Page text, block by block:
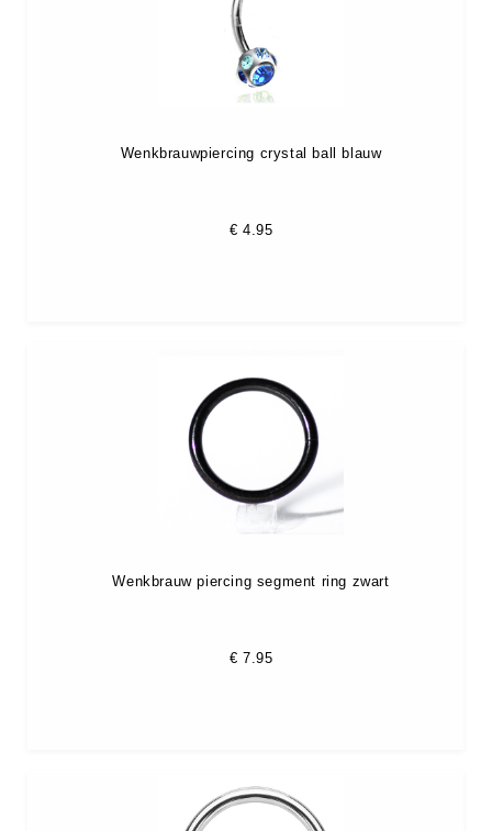
Wenkbrauwpiercing crystal ball blauw
€ 4.95
Wenkbrauw piercing segment ring zwart
€ 7.95